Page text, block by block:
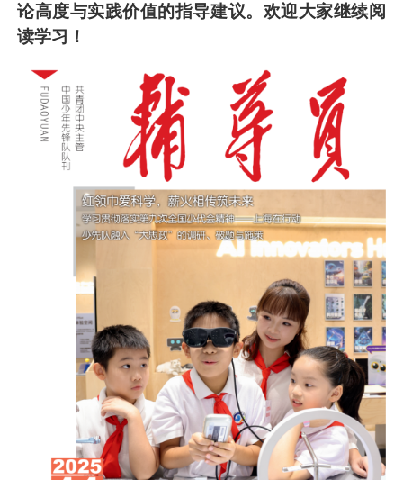
论高度与实践价值的指导建议。欢迎大家继续阅
读学习！